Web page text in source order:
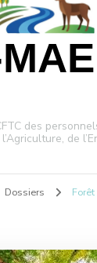
des
de
Dossiers